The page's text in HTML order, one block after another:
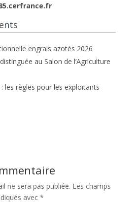
engrais azotés 2026
au Salon de l’Agriculture
: les règles pour les exploitants
ne sera pas publiée. Les champs
avec *